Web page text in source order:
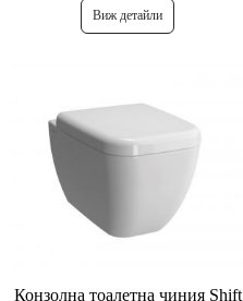
Виж детайли
Конзолна тоалетна чиния Shift